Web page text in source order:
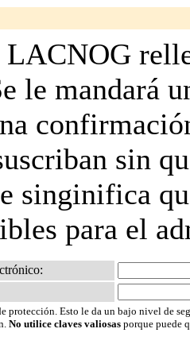
LACNOG
le mandará
sin
singinifica
para el
protección. Esto le da un bajo nivel de
No utilice claves valiosas porque puede